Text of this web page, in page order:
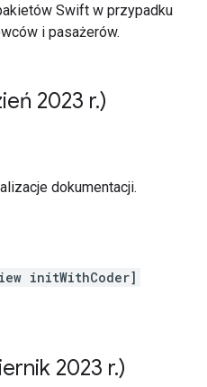
Swift w przypadku
i pasażerów.
2023 r.)
dokumentacji.
initWithCoder]
2023 r.)